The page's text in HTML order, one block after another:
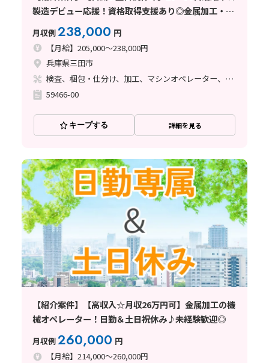
製造デビュー応援！資格取得支援あり◎金属加工・検
品のお仕事！
月収例238,000 円
【月給】205,000～238,000円
兵庫県三田市
検査、梱包・仕分け、加工、マシンオペレーター、フォークリフト、玉掛け・クレーン
59466-00
キープする 詳細を見る
【紹介案件】【高収入☆月収26万円可】金属加工の機
械オペレーター！日勤＆土日祝休み♪未経験歓迎◎
月収例260,000 円
【月給】214,000～260,000円